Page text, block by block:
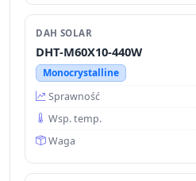
DAH SOLAR
DHT-M60X10-440W
Monocrystalline
Sprawność
Wsp. temp.
Waga